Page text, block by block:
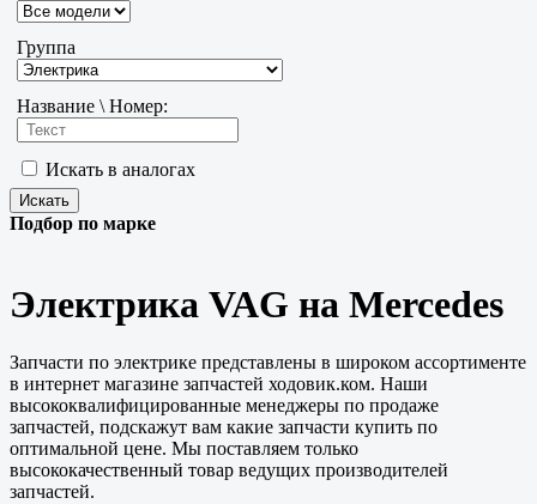
Группа
Название \ Номер:
Искать в аналогах
Подбор по марке
Электрика VAG на Mercedes
Запчасти по электрике представлены в широком ассортименте
в интернет магазине запчастей ходовик.ком. Наши
высококвалифицированные менеджеры по продаже
запчастей, подскажут вам какие запчасти купить по
оптимальной цене. Мы поставляем только
высококачественный товар ведущих производителей
запчастей.